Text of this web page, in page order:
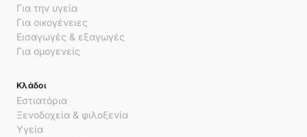
Για την υγεία
Για οικογένειες
Εισαγωγές & εξαγωγές
Για ομογενείς
Κλάδοι
Εστιατόρια
Ξενοδοχεία & φιλοξενία
Υγεία